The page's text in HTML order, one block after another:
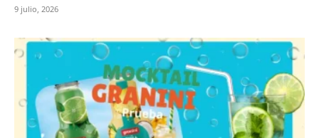
9 julio, 2026